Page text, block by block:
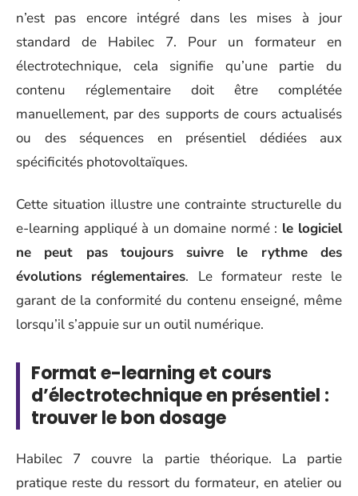
n’est pas encore intégré dans les mises à jour
standard de Habilec 7. Pour un formateur en
électrotechnique, cela signifie qu’une partie du
contenu réglementaire doit être complétée
manuellement, par des supports de cours actualisés
ou des séquences en présentiel dédiées aux
spécificités photovoltaïques.
Cette situation illustre une contrainte structurelle du
e-learning appliqué à un domaine normé : le logiciel
ne peut pas toujours suivre le rythme des
évolutions réglementaires. Le formateur reste le
garant de la conformité du contenu enseigné, même
lorsqu’il s’appuie sur un outil numérique.
Format e-learning et cours
d’électrotechnique en présentiel :
trouver le bon dosage
Habilec 7 couvre la partie théorique. La partie
pratique reste du ressort du formateur, en atelier ou